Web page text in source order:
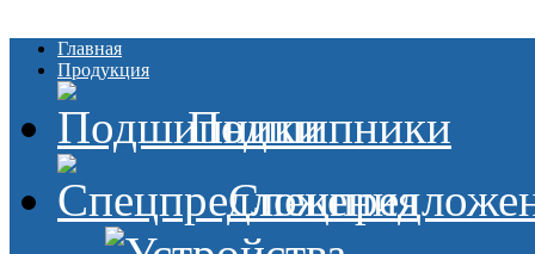
Главная
Продукция
Подшипники